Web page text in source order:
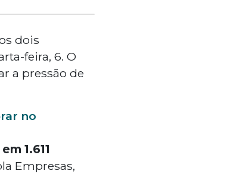
dois
feira, 6. O
a pressão de
no
1.611
Empresas,